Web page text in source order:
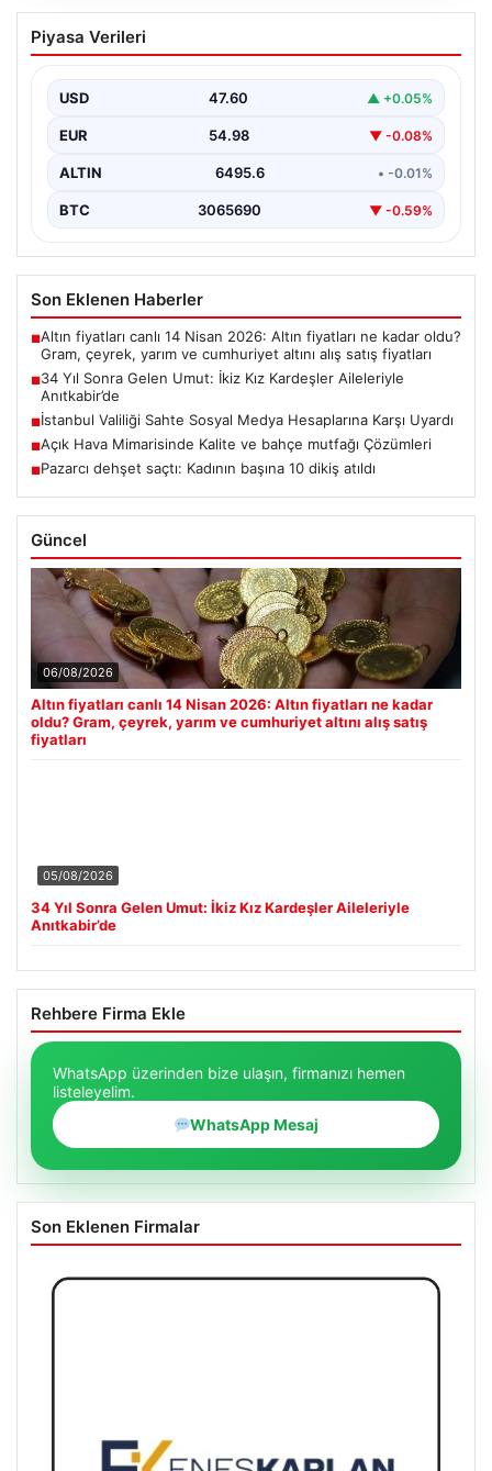
34 Yıl Sonra Gelen Umut: İkiz Kız
Kardeşler Aileleriyle Anıtkabir’de
(59) çifti, tam 34 yıllık bir bekleyişin…
Piyasa Verileri
USD 47.60 ▲ +0.05%
EUR 54.98 ▼ -0.08%
ALTIN 6495.6 • -0.01%
BTC 3065690 ▼ -0.59%
Son Eklenen Haberler
■Altın fiyatları canlı 14 Nisan 2026: Altın fiyatları ne kadar oldu?
Gram, çeyrek, yarım ve cumhuriyet altını alış satış fiyatları
■34 Yıl Sonra Gelen Umut: İkiz Kız Kardeşler Aileleriyle
Anıtkabir’de
■İstanbul Valiliği Sahte Sosyal Medya Hesaplarına Karşı Uyardı
■Açık Hava Mimarisinde Kalite ve bahçe mutfağı Çözümleri
■Pazarcı dehşet saçtı: Kadının başına 10 dikiş atıldı
Güncel
06/08/2026
Altın fiyatları canlı 14 Nisan 2026: Altın fiyatları ne kadar
oldu? Gram, çeyrek, yarım ve cumhuriyet altını alış satış
fiyatları
05/08/2026
34 Yıl Sonra Gelen Umut: İkiz Kız Kardeşler Aileleriyle
Anıtkabir’de
Rehbere Firma Ekle
WhatsApp üzerinden bize ulaşın, firmanızı hemen
listeleyelim.
WhatsApp Mesaj
Son Eklenen Firmalar